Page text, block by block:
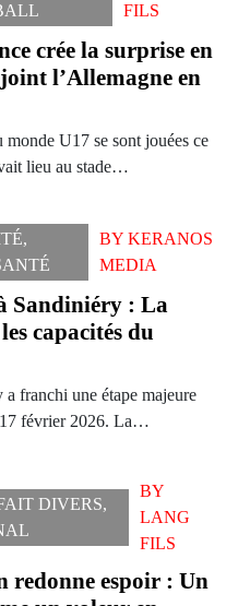
FILS
crée la surprise en
l’Allemagne en
U17 se sont jouées ce
lieu au stade…
,
BYKERANOS
MEDIA
Sandiniéry : La
capacités du
franchi une étape majeure
17 février 2026. La…
DIVERS,
BY
LANG
FILS
redonne espoir : Un